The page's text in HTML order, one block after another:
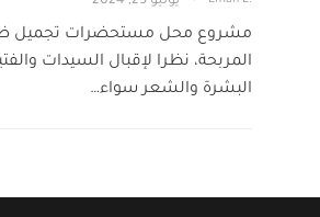
مشروع محل مستحضرات تجميل
المربحة، نظرا لإقبال السيدات
البشرة والشعر سواء…